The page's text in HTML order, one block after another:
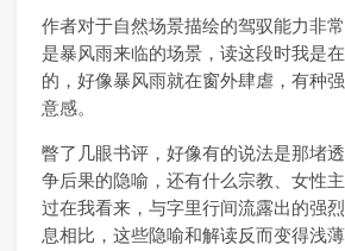
作者对于自然场景描绘的驾驭能力非
是暴风雨来临的场景，读这段时我是
的，好像暴风雨就在窗外肆虐，有种
意感。
瞥了几眼书评，好像有的说法是那堵
争后果的隐喻，还有什么宗教、女性
过在我看来，与字里行间流露出的强
息相比，这些隐喻和解读反而变得浅